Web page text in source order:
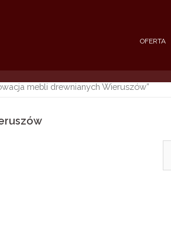
OFERTA
mebli drewnianych Wieruszów”